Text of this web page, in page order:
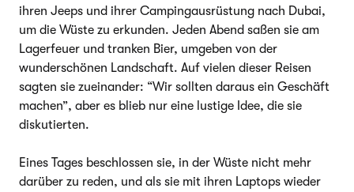
ihren Jeeps und ihrer Campingausrüstung nach Dubai,
um die Wüste zu erkunden. Jeden Abend saßen sie am
Lagerfeuer und tranken Bier, umgeben von der
wunderschönen Landschaft. Auf vielen dieser Reisen
sagten sie zueinander: “Wir sollten daraus ein Geschäft
machen”, aber es blieb nur eine lustige Idee, die sie
diskutierten.
Eines Tages beschlossen sie, in der Wüste nicht mehr
darüber zu reden, und als sie mit ihren Laptops wieder